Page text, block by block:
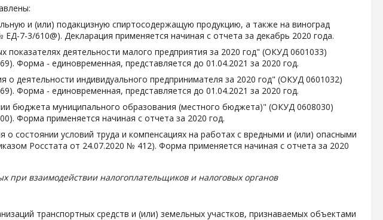
и (или) подакцизную спиртосодержащую продукцию, а также на виноград
7-3/610@). Декларация применяется начиная с отчета за декабрь 2020 года.
деятельности малого предприятия за 2020 год" (ОКУД 0601033)
Форма - единовременная, представляется до 01.04.2021 за 2020 год.
деятельности индивидуального предпринимателя за 2020 год" (ОКУД 0601032)
Форма - единовременная, представляется до 01.04.2021 за 2020 год.
бюджета муниципального образования (местного бюджета)" (ОКУД 0608030)
Форма применяется начиная с отчета за 2020 год.
состоянии условий труда и компенсациях на работах с вредными и (или) опасными
Росстата от 24.07.2020 № 412). Форма применяется начиная с отчета за 2020
при взаимодействии налогоплательщиков и налоговых органов
транспортных средств и (или) земельных участков, признаваемых объектами